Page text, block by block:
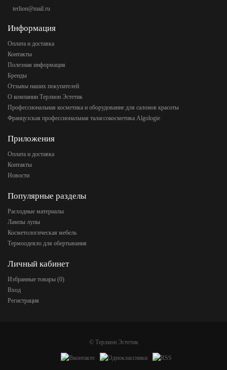
terlion@mail.ru
Информация
Оплата и доставка
Контакты
Полезная информация
Бренды
Отзывы наших покупателей
О компании Терлион Эстетик
Профессиональная косметика и оборудование для салонов красоты
Французская профессиональная талассокосметика Algologie
Приложения
Оплата и доставка
Контакты
Новости
Популярные разделы
Расходные материалы
Лампы лупы
Косметологическая мебель
Термоодеяло для обертывания
Личный кабинет
Избранные товары (0)
Вход
Регистрация
© Терлион Эстетик